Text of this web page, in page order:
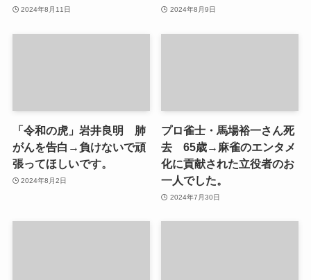
2024年8月11日 2024年8月9日
「令和の虎」岩井良明 肺
がんを告白→負けないで頑
張ってほしいです。
2024年8月2日
プロ雀士・馬場裕一さん死
去 65歳→麻雀のエンタメ
化に貢献された立役者のお
一人でした。
2024年7月30日